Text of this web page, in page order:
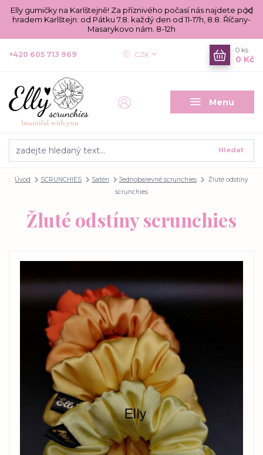
Elly gumičky na Karlštejně! Za příznivého počasí nás najdete pod
hradem Karlštejn: od Pátku 7.8. každý den od 11-17h, 8.8. Říčany-
Masarykovo nám. 8-12h
Menu
CZK
Hledat
+420 605 713 969
0 ks
0 Kč
Úvod SCRUNCHIES Satén Jednobarevné scrunchies
Žluté odstíny
scrunchies
Žluté odstíny scrunchies